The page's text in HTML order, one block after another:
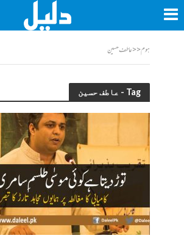
ہوم<<عاطف حسین
Tag - عاطف حسین